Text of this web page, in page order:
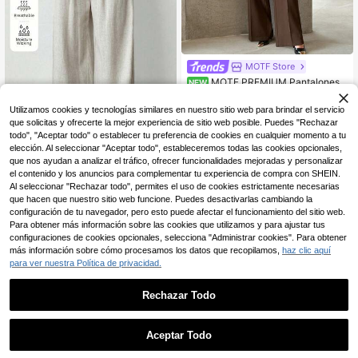
SHEIN EZwear Pantalones de piern
a ancha de lino tejido color albarico
que para mujer, diseño de doble nud
o en la cintura, moda minimalista, a
decuado para vacaciones de veran
o en la playa y uso en otoño/inviern
o
$43.349
MOTF Store
NEW MOTF PREMIUM Pantalones d
e traje para mujer de uso diario cas
ual y de oficina, minimalistas, de uni
color, con costura frontal, holgados
y de pierna ancha
1
Utilizamos cookies y tecnologías similares en nuestro sitio web para brindar el servicio
que solicitas y ofrecerte la mejor experiencia de sitio web posible. Puedes "Rechazar
todo", "Aceptar todo" o establecer tu preferencia de cookies en cualquier momento a tu
elección. Al seleccionar "Aceptar todo", estableceremos todas las cookies opcionales,
que nos ayudan a analizar el tráfico, ofrecer funcionalidades mejoradas y personalizar
el contenido y los anuncios para complementar tu experiencia de compra con SHEIN.
Al seleccionar "Rechazar todo", permites el uso de cookies estrictamente necesarias
que hacen que nuestro sitio web funcione. Puedes desactivarlas cambiando la
configuración de tu navegador, pero esto puede afectar el funcionamiento del sitio web.
Para obtener más información sobre las cookies que utilizamos y para ajustar tus
configuraciones de cookies opcionales, selecciona "Administrar cookies". Para obtener
más información sobre cómo procesamos los datos que recopilamos, haz clic aquí
para ver nuestra Política de privacidad.
Rechazar Todo
Aceptar Todo